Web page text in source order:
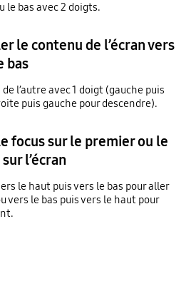
le bas avec 2 doigts.
le contenu de l’écran vers
bas
l’autre avec 1 doigt (gauche puis
puis gauche pour descendre).
focus sur le premier ou le
l’écran
le haut puis vers le bas pour aller
vers le bas puis vers le haut pour